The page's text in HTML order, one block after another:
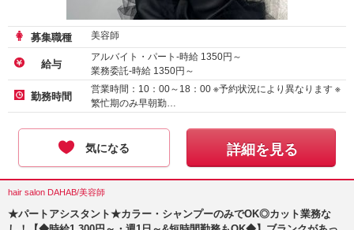
募集職種 美容師
給与
アルバイト・パート-時給 1350円～
業務委託-時給 1350円～
勤務時間
営業時間：10：00～18：00 ※予約状況により異なります ※
繁忙期のみ早朝勤…
気になる 詳細を見る
hair salon DAHAB/美容師
★パートアシスタント★カラー・シャンプーのみでOK◎カット業務な